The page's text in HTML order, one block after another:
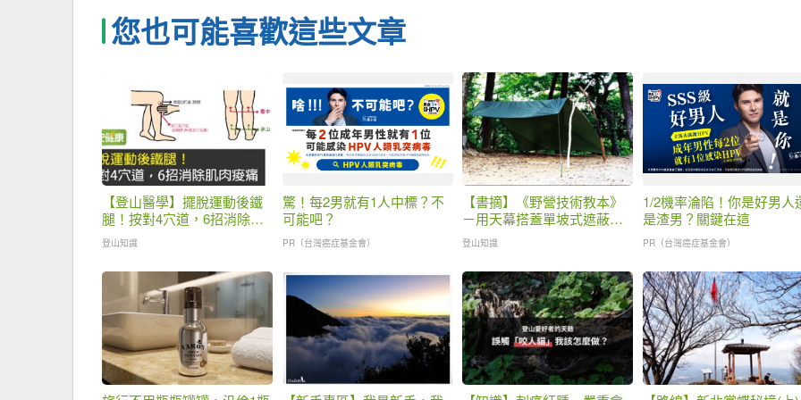
您也可能喜歡這些文章
【登山醫學】擺脫運動後鐵
腿！按對4穴道，6招消除肌
肉痠痛
登山知識
驚！每2男就有1人中標？不
可能吧？
PR（台灣癌症基金會）
【書摘】《野營技術教本》
－用天幕搭蓋單坡式遮蔽處
所
登山知識
1/2機率淪陷！你是好男人
是渣男？關鍵在這
PR（台灣癌症基金會）